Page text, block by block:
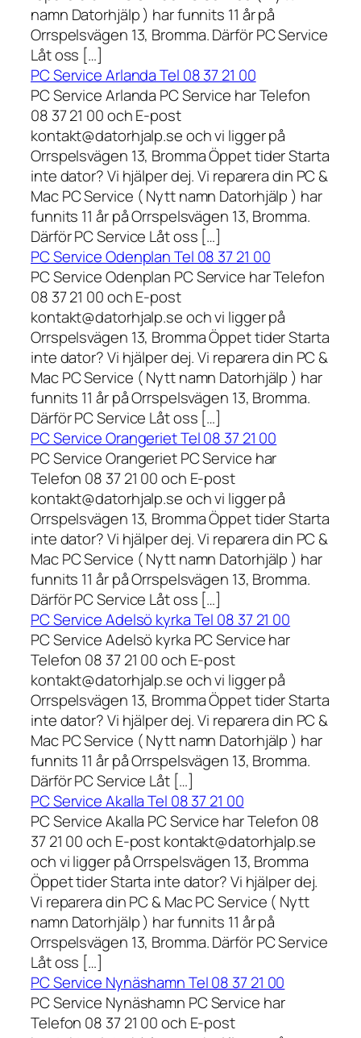
namn Datorhjälp ) har funnits 11 år på
Orrspelsvägen 13, Bromma. Därför PC Service
Låt oss […]
PC Service Arlanda Tel 08 37 21 00
PC Service Arlanda PC Service har Telefon
08 37 21 00 och E-post
kontakt@datorhjalp.se och vi ligger på
Orrspelsvägen 13, Bromma Öppet tider Starta
inte dator? Vi hjälper dej. Vi reparera din PC &
Mac PC Service ( Nytt namn Datorhjälp ) har
funnits 11 år på Orrspelsvägen 13, Bromma.
Därför PC Service Låt oss […]
PC Service Odenplan Tel 08 37 21 00
PC Service Odenplan PC Service har Telefon
08 37 21 00 och E-post
kontakt@datorhjalp.se och vi ligger på
Orrspelsvägen 13, Bromma Öppet tider Starta
inte dator? Vi hjälper dej. Vi reparera din PC &
Mac PC Service ( Nytt namn Datorhjälp ) har
funnits 11 år på Orrspelsvägen 13, Bromma.
Därför PC Service Låt oss […]
PC Service Orangeriet Tel 08 37 21 00
PC Service Orangeriet PC Service har
Telefon 08 37 21 00 och E-post
kontakt@datorhjalp.se och vi ligger på
Orrspelsvägen 13, Bromma Öppet tider Starta
inte dator? Vi hjälper dej. Vi reparera din PC &
Mac PC Service ( Nytt namn Datorhjälp ) har
funnits 11 år på Orrspelsvägen 13, Bromma.
Därför PC Service Låt oss […]
PC Service Adelsö kyrka Tel 08 37 21 00
PC Service Adelsö kyrka PC Service har
Telefon 08 37 21 00 och E-post
kontakt@datorhjalp.se och vi ligger på
Orrspelsvägen 13, Bromma Öppet tider Starta
inte dator? Vi hjälper dej. Vi reparera din PC &
Mac PC Service ( Nytt namn Datorhjälp ) har
funnits 11 år på Orrspelsvägen 13, Bromma.
Därför PC Service Låt […]
PC Service Akalla Tel 08 37 21 00
PC Service Akalla PC Service har Telefon 08
37 21 00 och E-post kontakt@datorhjalp.se
och vi ligger på Orrspelsvägen 13, Bromma
Öppet tider Starta inte dator? Vi hjälper dej.
Vi reparera din PC & Mac PC Service ( Nytt
namn Datorhjälp ) har funnits 11 år på
Orrspelsvägen 13, Bromma. Därför PC Service
Låt oss […]
PC Service Nynäshamn Tel 08 37 21 00
PC Service Nynäshamn PC Service har
Telefon 08 37 21 00 och E-post